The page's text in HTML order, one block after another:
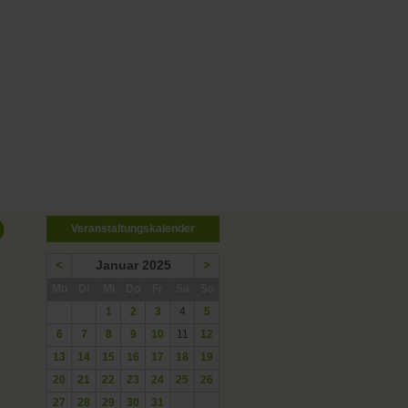
Veranstaltungskalender
< Januar 2025 >
1
2 3 4
5
6
7 8 9 10 11
12
13
14 15 16 17 18
19
20
21 22 23 24 25
26
27
28 29 30 31